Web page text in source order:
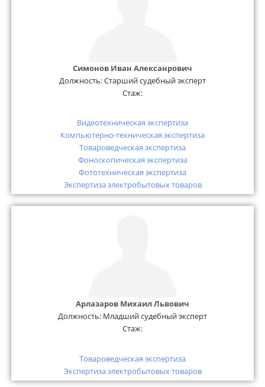
Симонов Иван Алексанрович
Должность:Старший судебный эксперт
Стаж:
Видеотехническая экспертиза
Компьютерно-техническая экспертиза
Товароведческая экспертиза
Фоноскопическая экспертиза
Фототехническая экспертиза
Экспертиза электробытовых товаров
Арлазаров Михаил Львович
Должность: Младший судебный эксперт
Стаж:
Товароведческая экспертиза
Экспертиза электробытовых товаров